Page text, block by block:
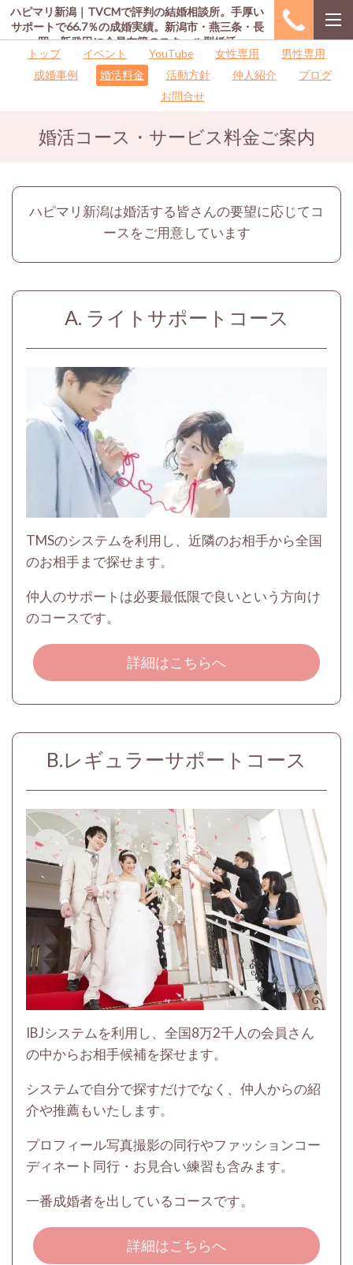
ハピマリ新潟｜TVCMで評判の結婚相談所。手厚い
サポートで66.7％の成婚実績。新潟市・燕三条・長
岡・新発田に会員在籍のスクール型婚活
トップ イベント YouTube 女性専用
男性専用
成婚事例
婚活料金 活動方針 仲人紹介
ブログ
お問合せ
婚活コース・サービス料金ご案内
ハピマリ新潟は婚活する皆さんの要望に応じてコ
ースをご用意しています
A. ライトサポートコース
TMSのシステムを利用し、近隣のお相手から全国
のお相手まで探せます。
仲人のサポートは必要最低限で良いという方向け
のコースです。
詳細はこちらへ
B.レギュラーサポートコース
IBJシステムを利用し、全国8万2千人の会員さん
の中からお相手候補を探せます。
システムで自分で探すだけでなく、仲人からの紹
介や推薦もいたします。
プロフィール写真撮影の同行やファッションコー
ディネート同行・お見合い練習も含みます。
一番成婚者を出しているコースです。
詳細はこちらへ